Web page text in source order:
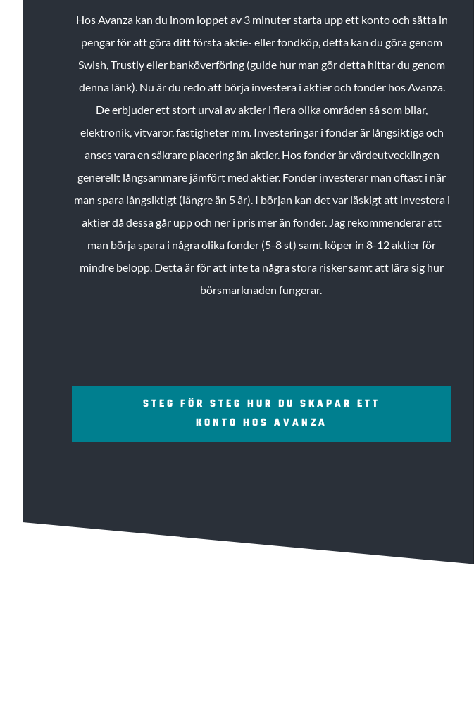
Hos Avanza kan du inom loppet av 3 minuter starta upp ett konto och sätta in
pengar för att göra ditt första aktie- eller fondköp, detta kan du göra genom
Swish, Trustly eller banköverföring (guide hur man gör detta hittar du genom
denna länk). Nu är du redo att börja investera i aktier och fonder hos Avanza.
De erbjuder ett stort urval av aktier i flera olika områden så som bilar,
elektronik, vitvaror, fastigheter mm. Investeringar i fonder är långsiktiga och
anses vara en säkrare placering än aktier. Hos fonder är värdeutvecklingen
generellt långsammare jämfört med aktier. Fonder investerar man oftast i när
man spara långsiktigt (längre än 5 år). I början kan det var läskigt att investera i
aktier då dessa går upp och ner i pris mer än fonder. Jag rekommenderar att
man börja spara i några olika fonder (5-8 st) samt köper in 8-12 aktier för
mindre belopp. Detta är för att inte ta några stora risker samt att lära sig hur
börsmarknaden fungerar.
STEG FÖR STEG HUR DU SKAPAR ETT
KONTO HOS AVANZA